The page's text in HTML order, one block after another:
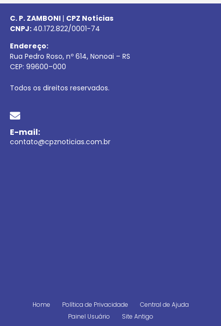
C. P. ZAMBONI | CPZ Notícias
CNPJ: 40.172.822/0001-74
Endereço:
Rua Pedro Roso, nº 614, Nonoai – RS
CEP: 99600–000
Todos os direitos reservados.
E-mail:
contato@cpznoticias.com.br
Home Política de Privacidade
Central de Ajuda
Painel Usuário
Site Antigo